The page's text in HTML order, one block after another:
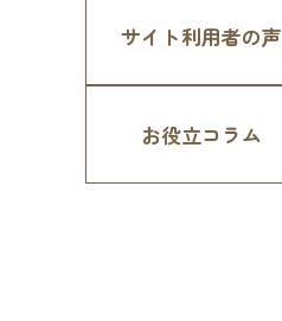
サイト利用者の声
お役立コラム